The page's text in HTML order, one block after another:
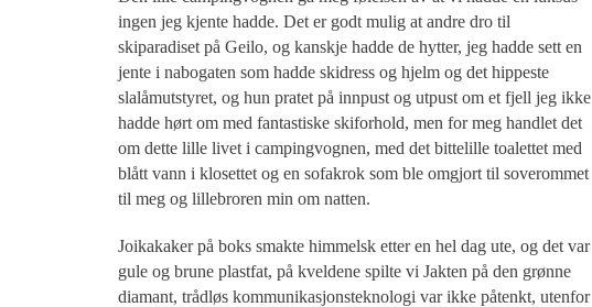
ingen jeg kjente hadde. Det er godt mulig at andre dro til
skiparadiset på Geilo, og kanskje hadde de hytter, jeg hadde sett en
jente i nabogaten som hadde skidress og hjelm og det hippeste
slalåmutstyret, og hun pratet på innpust og utpust om et fjell jeg ikke
hadde hørt om med fantastiske skiforhold, men for meg handlet det
om dette lille livet i campingvognen, med det bittelille toalettet med
blått vann i klosettet og en sofakrok som ble omgjort til soverommet
til meg og lillebroren min om natten.
Joikakaker på boks smakte himmelsk etter en hel dag ute, og det var
gule og brune plastfat, på kveldene spilte vi Jakten på den grønne
diamant, trådløs kommunikasjonsteknologi var ikke påtenkt, utenfor